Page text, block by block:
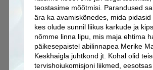
teostasime mõõtmisi. Parandused
ära ka avamiskõnedes, mida
kes olude sunnil liikus karkude ja
nõmme linna lipu, mis maja ehtima
päikesepaistel abilinnapea Merike
Keskhaigla juhtkond jt. Kohal olid
tervishoiukomisjoni liikmed,